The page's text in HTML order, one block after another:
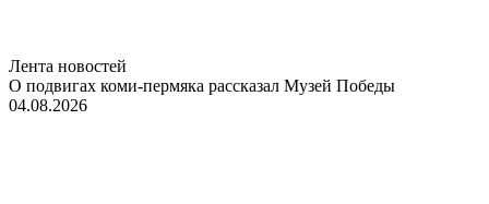
Лента новостей
О подвигах коми-пермяка рассказал Музей Победы
04.08.2026